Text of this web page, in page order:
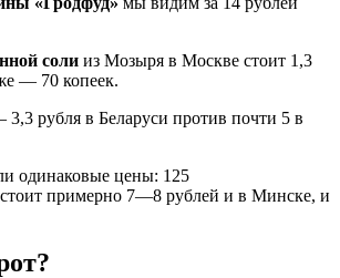
соли из Мозыря в Москве стоит 1,3
— 70 копеек.
рубля в Беларуси против почти 5 в
одинаковые цены: 125
стоит примерно 7—8 рублей и в Минске, и